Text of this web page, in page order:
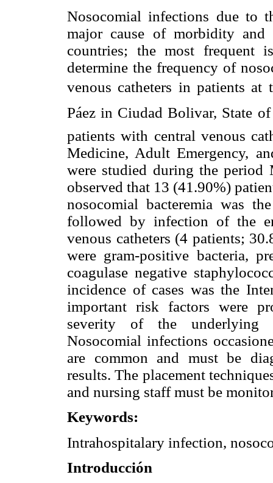
Nosocomial infections due to
major cause of morbidity
countries; the most frequent
determine the frequency of
venous catheters in patients
Páez in Ciudad Bolivar, State
patients with central venous
Medicine, Adult Emergency,
were studied during the period
observed that 13 (41.90%)
nosocomial bacteremia was
followed by infection of the
venous catheters (4 patients;
were gram-positive bacteria,
coagulase negative
incidence of cases was the
important risk factors were
severity of the underlying
Nosocomial infections
are common and must be
results. The placement
and nursing staff must be
Keywords:
Intrahospitalary infection,
Introducción